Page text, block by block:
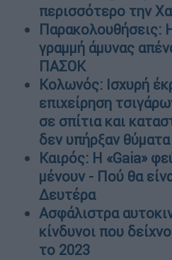
περισσότερο την
Παρακολουθήσεις:
γραμμή άμυνας
ΠΑΣΟΚ
Κολωνός: Ισχυρή
επιχείρηση
σε σπίτια και
δεν υπήρξαν θύματα
Καιρός: H «Gaia»
μένουν - Πού θα
Δευτέρα
Ασφάλιστρα
κίνδυνοι που
το 2023